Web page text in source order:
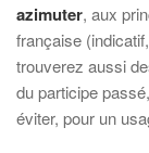
azimuter, aux
française
trouverez aussi
du participe
éviter, pour un